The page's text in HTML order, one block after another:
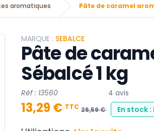
aromatiques Pâte de caramel
MARQUE : SEBALCE
Pâte de
Sébalcé 1 kg
Réf : 13560 4 avis
13,29 € TTC 26,59 € En stock